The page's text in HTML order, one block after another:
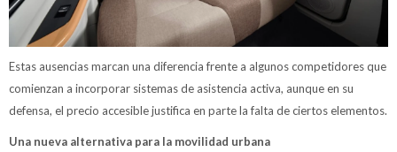
Estas ausencias marcan una diferencia frente a algunos competidores que
comienzan a incorporar sistemas de asistencia activa, aunque en su
defensa, el precio accesible justifica en parte la falta de ciertos elementos.
Una nueva alternativa para la movilidad urbana